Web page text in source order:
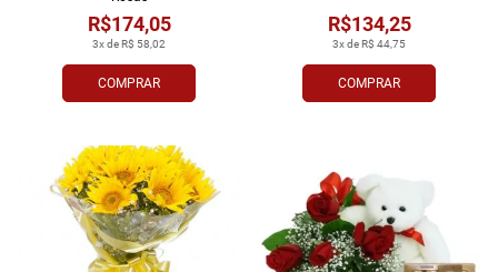
COMPRAR
3x de R$ 58,02
R$174,05
COMPRAR
3x de R$ 44,75
R$134,25